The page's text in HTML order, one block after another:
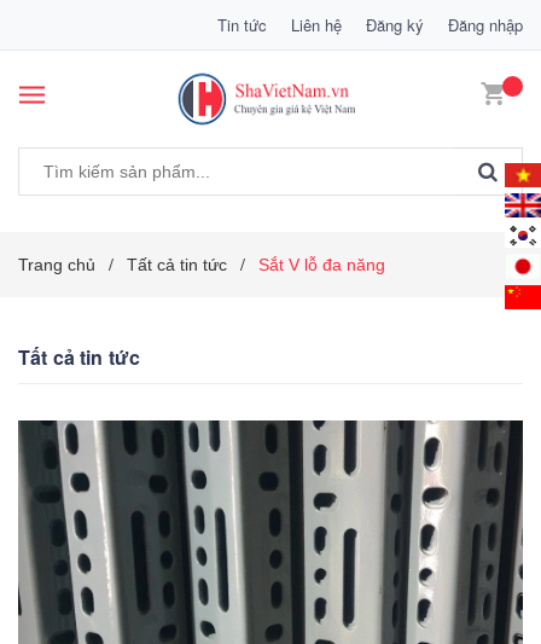
Tin tức Liên hệ Đăng ký Đăng nhập
Trang chủ / Tất cả tin tức / Sắt V lỗ đa năng
Tất cả tin tức